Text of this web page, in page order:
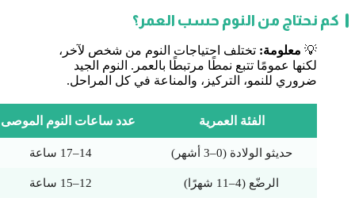
كم نحتاج من النوم حسب العمر؟
💡 معلومة: تختلف احتياجات النوم من شخص لآخر،
لكنها عمومًا تتبع نمطًا مرتبطًا بالعمر. النوم الجيد
ضروري للنمو، التركيز، والمناعة في كل المراحل.
الفئة العمرية عدد ساعات النوم الموصى
حديثو الولادة (0–3 أشهر) 14–17 ساعة
الرضّع (4–11 شهرًا) 12–15 ساعة